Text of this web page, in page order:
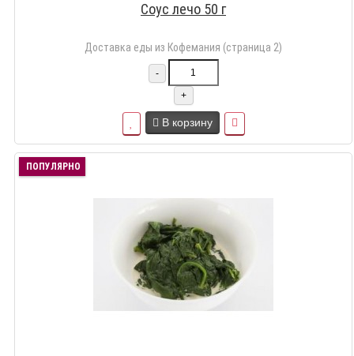
Соус лечо 50 г
Доставка еды из Кофемания (страница 2)
-
+
В корзину
ПОПУЛЯРНО